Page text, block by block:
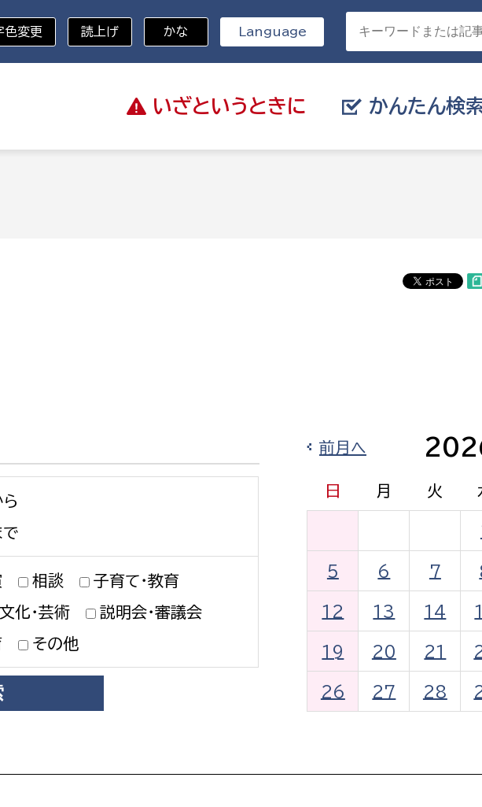
いざと いうときに かんたん検
環境・エネルギー
都市基盤
文化・生涯学習
市民活動・地域づくり
届け出や
働きたい
遊びたい
小田原の
イベント
まちづく
課
文化部
文化財課
小田原城総合管理事務所
者部
農政課
色変更 読上げ かな Language
ら
で
相談
子育て・教育
文化・芸術
説明会・審議会
その他
前月へ
日 月 火
5 6 7
12 13 14
19 20 21
26 27 28